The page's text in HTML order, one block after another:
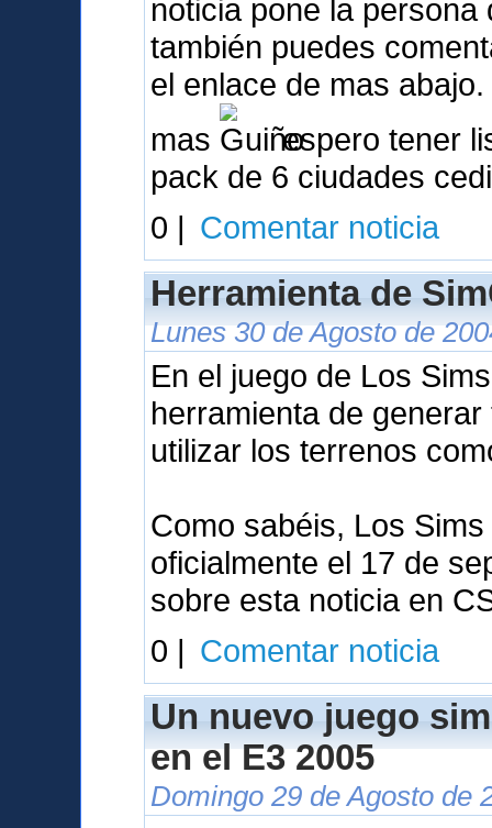
noticia pone la
también puedes
el enlace de mas
mas
espero tener
pack de 6 ciudades
0 | Comentar noticia
Herramienta de
Lunes 30 de Agosto de
En el juego de Los
herramienta de
utilizar los terrenos
Como sabéis, Los
oficialmente el 17 de
sobre esta noticia en
0 | Comentar noticia
Un nuevo juego
en el E3 2005
Domingo 29 de Agosto de